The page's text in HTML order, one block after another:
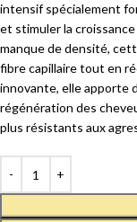
intensif spécialement
et stimuler la
manque de densité,
fibre capillaire tout en
innovante, elle apporte
régénération des
plus résistants aux